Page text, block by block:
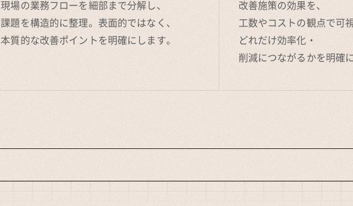
現場の業務フローを細部まで分解し、
課題を構造的に整理。表面的ではなく、
本質的な改善ポイントを明確にします。
改善施策の効果を、
工数やコストの観点で可視
どれだけ効率化・
削減につながるかを明確